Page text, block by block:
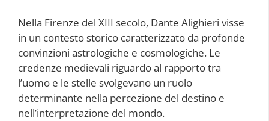
Nella Firenze del XIII secolo, Dante Alighieri visse
in un contesto storico caratterizzato da profonde
convinzioni astrologiche e cosmologiche. Le
credenze medievali riguardo al rapporto tra
l’uomo e le stelle svolgevano un ruolo
determinante nella percezione del destino e
nell’interpretazione del mondo.